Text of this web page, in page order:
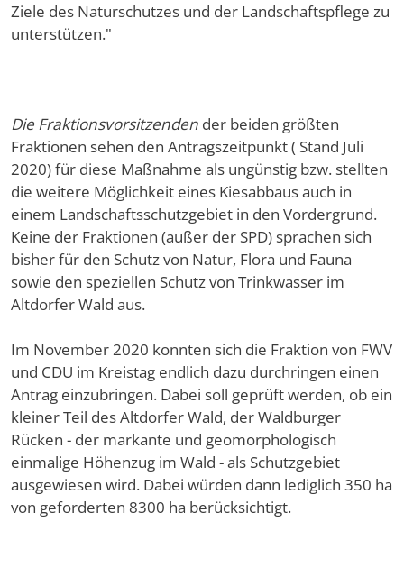
Ziele des Naturschutzes und der Landschaftspflege zu
unterstützen."
Die Fraktionsvorsitzenden der beiden größten
Fraktionen sehen den Antragszeitpunkt ( Stand Juli
2020) für diese Maßnahme als ungünstig bzw. stellten
die weitere Möglichkeit eines Kiesabbaus auch in
einem Landschaftsschutzgebiet in den Vordergrund.
Keine der Fraktionen (außer der SPD) sprachen sich
bisher für den Schutz von Natur, Flora und Fauna
sowie den speziellen Schutz von Trinkwasser im
Altdorfer Wald aus.
Im November 2020 konnten sich die Fraktion von FWV
und CDU im Kreistag endlich dazu durchringen einen
Antrag einzubringen. Dabei soll geprüft werden, ob ein
kleiner Teil des Altdorfer Wald, der Waldburger
Rücken - der markante und geomorphologisch
einmalige Höhenzug im Wald - als Schutzgebiet
ausgewiesen wird. Dabei würden dann lediglich 350 ha
von geforderten 8300 ha berücksichtigt.